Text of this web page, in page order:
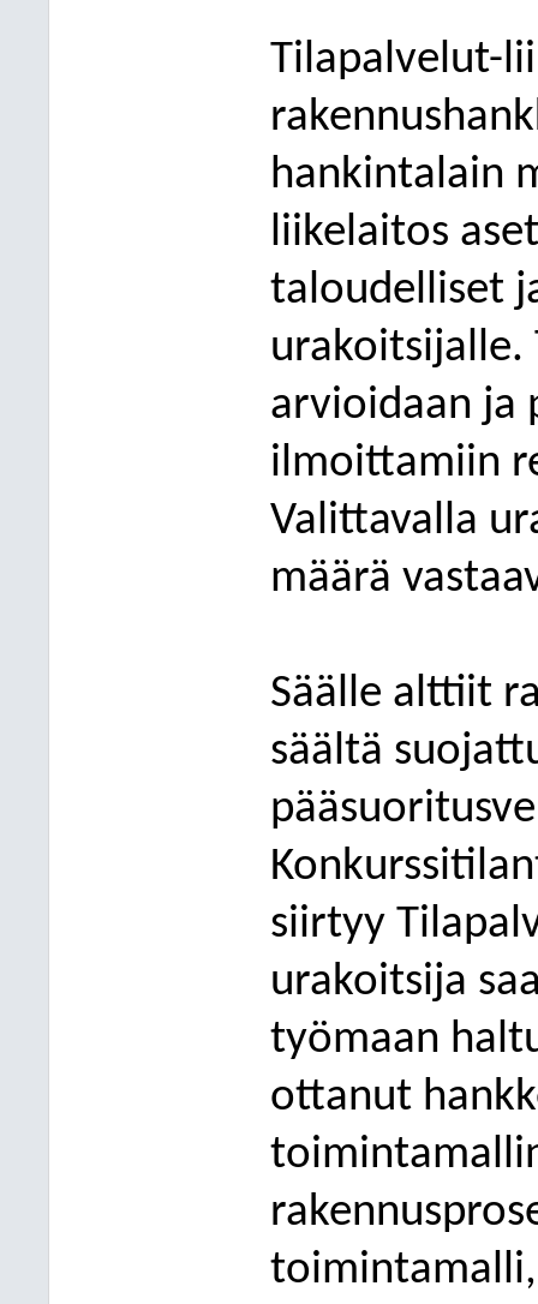
Tilapalvelut-
hankintalain
liikelaitos
taloudelliset
urakoitsijalle.
arvioidaan ja
ilmoittamiin
Valittavalla
määrä
Säälle alttiit
säältä
siirtyy
urakoitsija
työmaan
ottanut